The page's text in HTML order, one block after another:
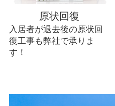
原状回復
入居者が退去後の原状回
復工事も弊社で承りま
す！